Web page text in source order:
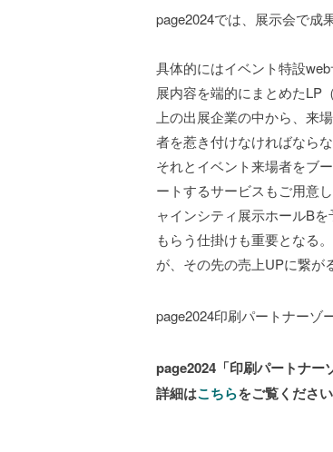
page2024では、展示会で成
具体的にはイベント特設
展内容を端的にまとめたLP
上の出展企業の中から、来
者を惹き付けなければならな
それとイベント来場者をブ
ートするサービスもご用意
ャインシティ展示ホールB
もらう仕掛けも重要となる
が、その先の売上UPに繋が
page2024印刷パートナーゾ
page2024「印刷パートナー
詳細はこちらをご覧ください